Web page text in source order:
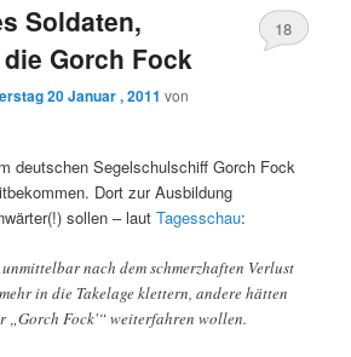
Soldaten,
Gorch Fock
20 Januar , 2011 von
18
deutschen Segelschulschiff Gorch Fock
Dort zur Ausbildung
sollen – lautTagesschau:
nach dem schmerzhaften Verlust
in die Takelage klettern, andere hätten
„Gorch Fock'“ weiterfahren wollen.